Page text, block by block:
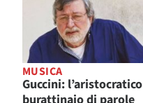
MUSICA
Guccini: l’aristocratico